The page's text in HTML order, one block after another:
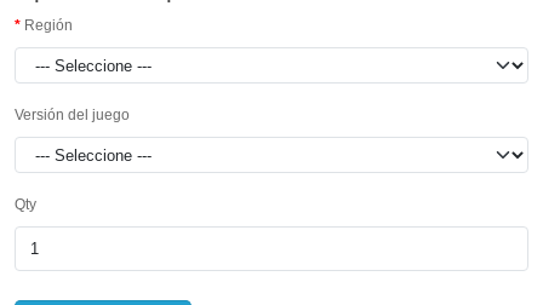
Región
Versión del juego
Qty